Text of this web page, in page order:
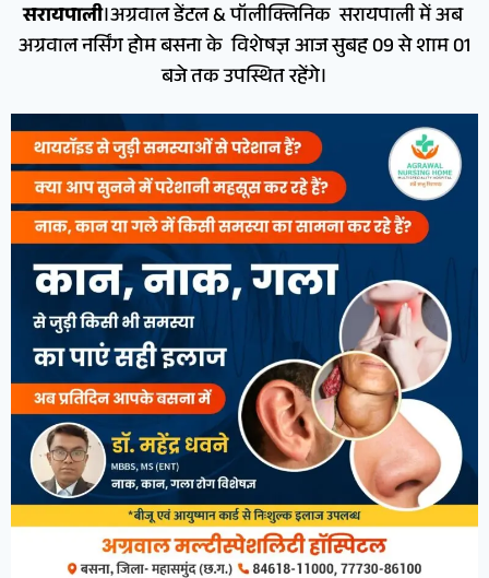
सरायपाली।अग्रवाल डेंटल & पॉलीक्लिनिक सरायपाली में अब
अग्रवाल नर्सिंग होम बसना के विशेषज्ञ आज सुबह 09 से शाम 01
बजे तक उपस्थित रहेंगे।